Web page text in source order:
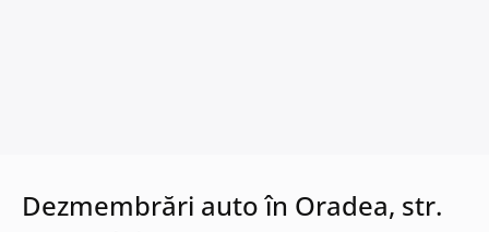
Dezmembrări auto în Oradea, str.